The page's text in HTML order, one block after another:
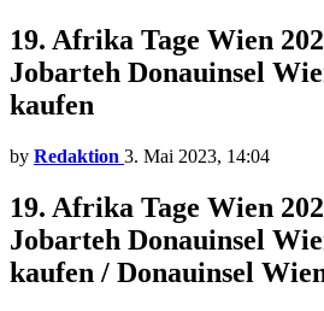
19. Afrika Tage Wien
Jobarteh Donauinsel
kaufen
by Redaktion 3. Mai 2023, 14:04
19. Afrika Tage Wien
Jobarteh Donauinsel
kaufen / Donauinsel